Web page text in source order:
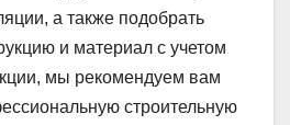
а также подобрать
и материал с учетом
мы рекомендуем вам
строительную